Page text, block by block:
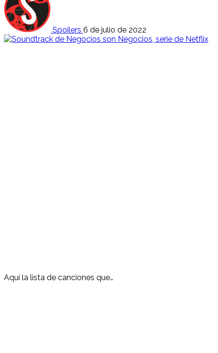
Spoilers 6 de julio de 2022
Aquí la lista de canciones que…